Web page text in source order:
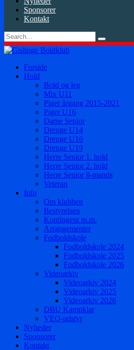
Sponsorer
Kontakt
Forside
Hold
Bold og leg
Mix U11
Piger årgang 2015-2021
Piger U16
Dame Senior
Drenge U14
Drenge U16
Drenge U19
Herre Senior 1. hold
Herre Senior 2. hold
Herre Senior 8-mands
Veteran
Info
Om klubben
Bestyrelsen
Kontingent m.m.
Arrangementer
Fodboldskole
Fodboldskole 2024
Fodboldskole 2025
Fodboldskole 2026
Videoarkiv
Videoarkiv 2024
Videoarkiv 2025
Videoarkiv 2026
DBU Kampklar
VEO-udstyr
Nyheder
Sponsorer
Kontakt